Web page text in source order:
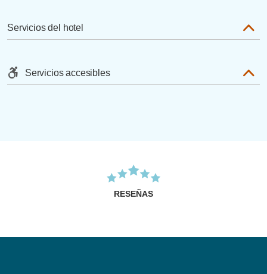
Servicios del hotel
Servicios accesibles
RESEÑAS